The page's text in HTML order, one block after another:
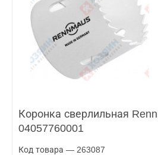
Коронка сверлильная
04057760001
Код товара — 263087